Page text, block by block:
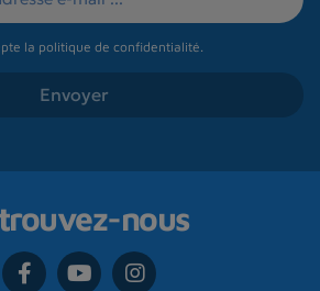
la politique de confidentialité.
nous